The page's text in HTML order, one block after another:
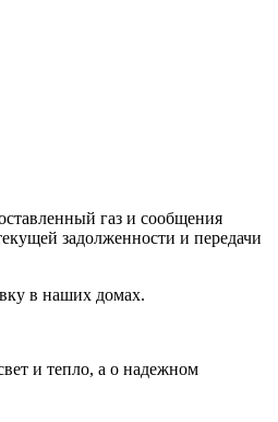
газ и сообщения
задолженности и передачи
в наших домах.
и тепло, а о надежном